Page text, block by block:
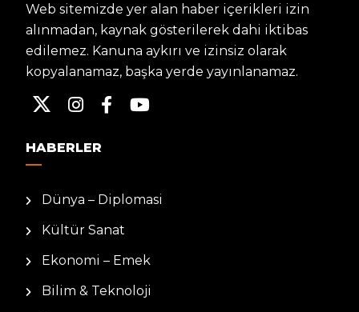
Web sitemizde yer alan haber içerikleri izin
alınmadan, kaynak gösterilerek dahi iktibas
edilemez. Kanuna aykırı ve izinsiz olarak
kopyalanamaz, başka yerde yayınlanamaz.
HABERLER
Dünya – Diplomasi
Kültür Sanat
Ekonomi – Emek
Bilim & Teknoloji